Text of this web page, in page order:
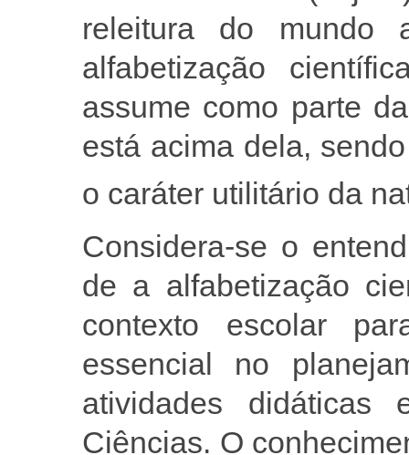
releitura do mundo
alfabetização
assume como parte
está acima dela,
o caráter utilitário da
Considera-se o
de a alfabetização
contexto escolar
essencial no
atividades didáticas
Ciências. O